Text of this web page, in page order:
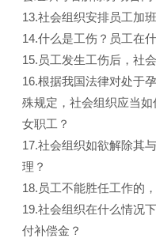
13.社会组织安排员工加
14.什么是工伤？员工在
15.员工发生工伤后，社
16.根据我国法律对处于
殊规定，社会组织应当
女职工？
17.社会组织如欲解除其
理？
18.员工不能胜任工作的
19.社会组织在什么情况
付补偿金？